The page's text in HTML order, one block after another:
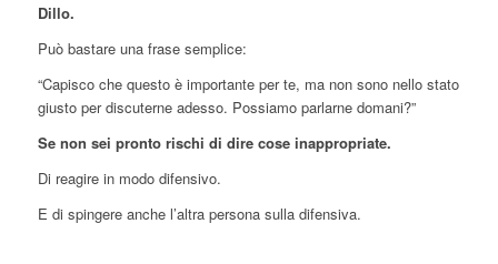
Dillo.
Può bastare una frase semplice:
“Capisco che questo è importante per te, ma non sono nello stato
giusto per discuterne adesso. Possiamo parlarne domani?”
Se non sei pronto rischi di dire cose inappropriate.
Di reagire in modo difensivo.
E di spingere anche l’altra persona sulla difensiva.